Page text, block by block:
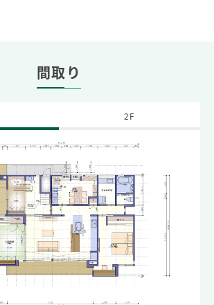
間取り
2F